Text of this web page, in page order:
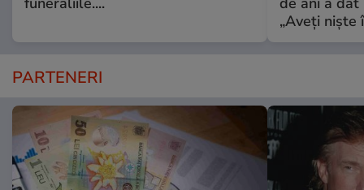
„Aveți niște
PARTENERI